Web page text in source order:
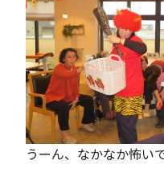
うーん、なかなか怖い